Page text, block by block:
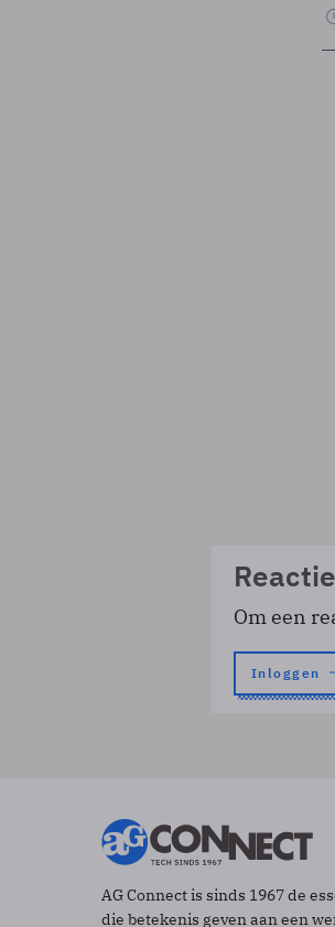
Om een
Inloggen
AG Connect is sinds 1967 de
die betekenis geven aan een